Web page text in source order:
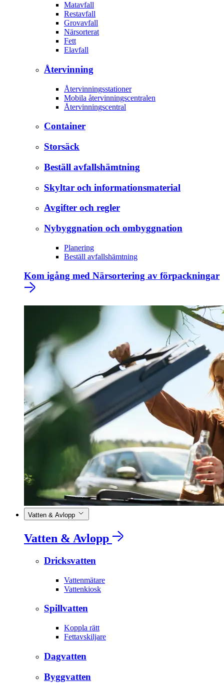
Matavfall
Restavfall
Grovavfall
Närsorterat
Fett
Elavfall
Återvinning
Återvinningsstationer
Mobila återvinningscentralen
Återvinningscentral
Container
Storsäck
Beställ avfallshämtning
Skyltar och informationsmaterial
Avgifter och regler
Nybyggnation och ombyggnation
Planering
Beställ avfallshämtning
Kom igång med Närsortering av förpackningar
Vatten & Avlopp
Vatten & Avlopp
Dricksvatten
Vattenmätare
Vattenkiosk
Spillvatten
Koppla rätt
Fettavskiljare
Dagvatten
Byggvatten